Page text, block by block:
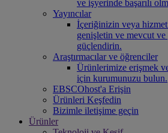
ve işyerinde başarılı
Yayıncılar
İçeriğinizin veya
genişletin ve mevcut
güçlendirin.
Araştırmacılar ve öğrenciler
Ürünlerimize erişmek
için kurumunuzu bulun.
EBSCOhost'a Erişin
Ürünleri Keşfedin
Bizimle iletişime geçin
Ürünler